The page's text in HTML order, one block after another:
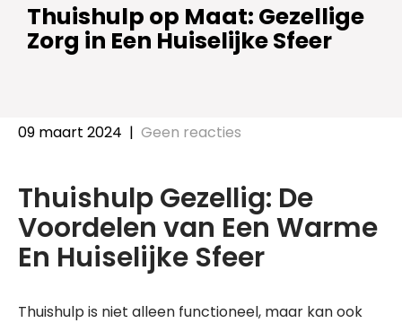
Thuishulp op Maat: Gezellige
Zorg in Een Huiselijke Sfeer
09 maart 2024 | Geen reacties
Thuishulp Gezellig: De
Voordelen van Een Warme
En Huiselijke Sfeer
Thuishulp is niet alleen functioneel, maar kan ook